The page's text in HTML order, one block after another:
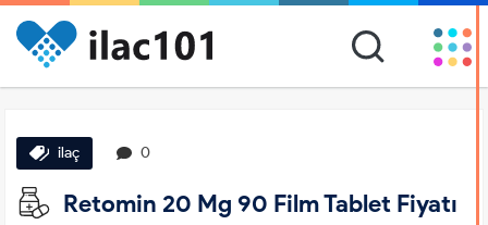
ilaç 0
Retomin 20 Mg 90 Film Tablet Fiyatı